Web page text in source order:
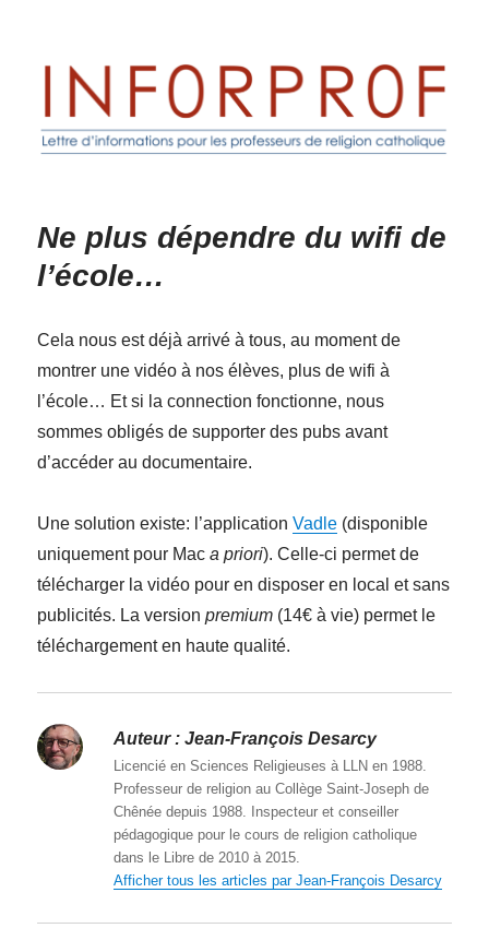
Inforprof
Ne plus dépendre du wifi de
l’école…
Cela nous est déjà arrivé à tous, au moment de
montrer une vidéo à nos élèves, plus de wifi à
l’école… Et si la connection fonctionne, nous
sommes obligés de supporter des pubs avant
d’accéder au documentaire.
Une solution existe: l’applicationVadle (disponible
uniquement pour Maca priori). Celle-ci permet de
télécharger la vidéo pour en disposer en local et sans
publicités. La versionpremium (14€ à vie) permet le
téléchargement en haute qualité.
Auteur : Jean-François Desarcy
Licencié en Sciences Religieuses à LLN en 1988.
Professeur de religion au Collège Saint-Joseph de
Chênée depuis 1988. Inspecteur et conseiller
pédagogique pour le cours de religion catholique
dans le Libre de 2010 à 2015.
Afficher tous les articles par Jean-François Desarcy